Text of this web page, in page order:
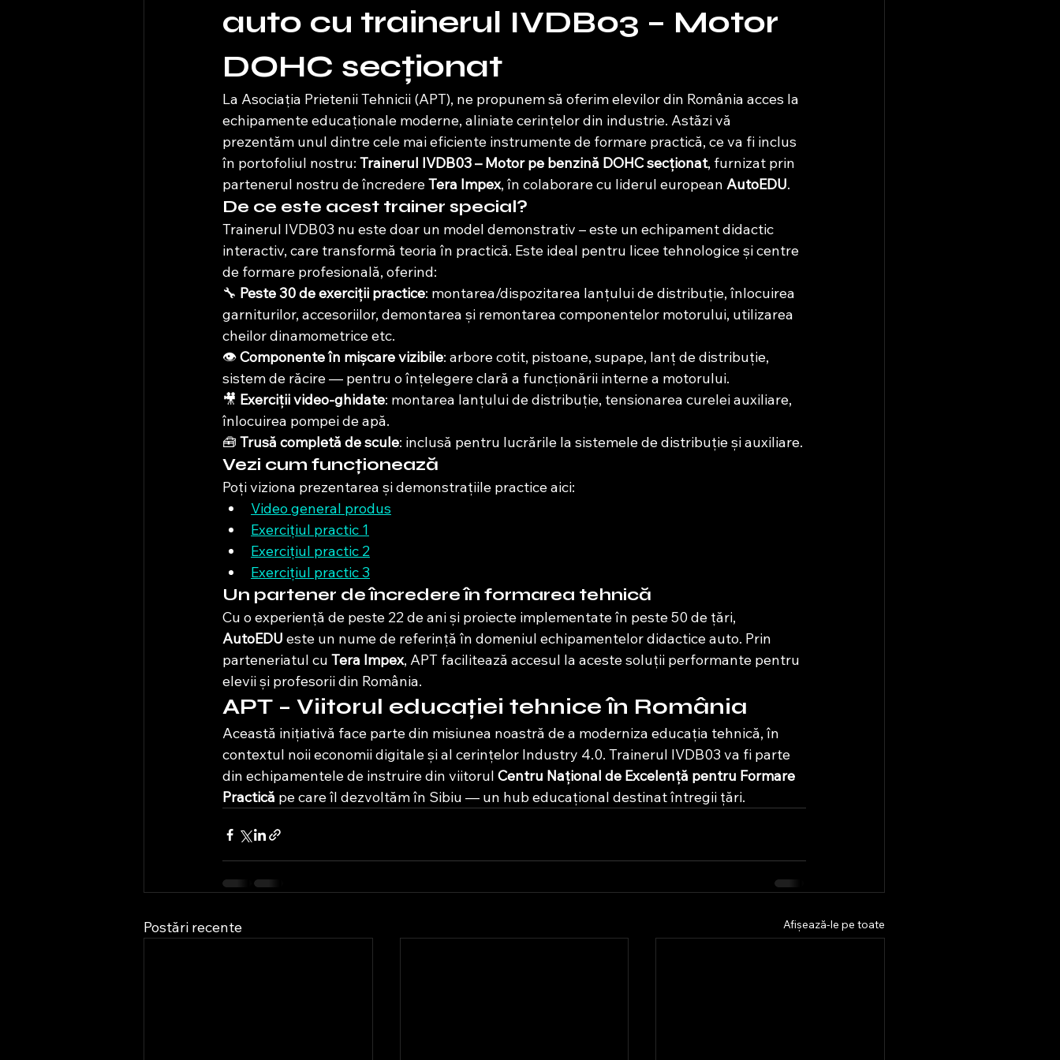
auto cu trainerul IVDB03 – Motor
DOHC secționat
La Asociația Prietenii Tehnicii (APT), ne propunem să oferim elevilor din România acces la
echipamente educaționale moderne, aliniate cerințelor din industrie. Astăzi vă
prezentăm unul dintre cele mai eficiente instrumente de formare practică, ce va fi inclus
în portofoliul nostru: Trainerul IVDB03 – Motor pe benzină DOHC secționat, furnizat prin
partenerul nostru de încredere Tera Impex, în colaborare cu liderul european AutoEDU.
De ce este acest trainer special?
Trainerul IVDB03 nu este doar un model demonstrativ – este un echipament didactic
interactiv, care transformă teoria în practică. Este ideal pentru licee tehnologice și centre
de formare profesională, oferind:
🔧 Peste 30 de exerciții practice: montarea/dispozitarea lanțului de distribuție, înlocuirea
garniturilor, accesoriilor, demontarea și remontarea componentelor motorului, utilizarea
cheilor dinamometrice etc.
👁️ Componente în mișcare vizibile: arbore cotit, pistoane, supape, lanț de distribuție,
sistem de răcire — pentru o înțelegere clară a funcționării interne a motorului.
🎥 Exerciții video-ghidate: montarea lanțului de distribuție, tensionarea curelei auxiliare,
înlocuirea pompei de apă.
🧰 Trusă completă de scule: inclusă pentru lucrările la sistemele de distribuție și auxiliare.
Vezi cum funcționează
Poți viziona prezentarea și demonstrațiile practice aici:
Video general produs
Exercițiul practic 1
Exercițiul practic 2
Exercițiul practic 3
Un partener de încredere în formarea tehnică
Cu o experiență de peste 22 de ani și proiecte implementate în peste 50 de țări,
AutoEDU este un nume de referință în domeniul echipamentelor didactice auto. Prin
parteneriatul cu Tera Impex, APT facilitează accesul la aceste soluții performante pentru
elevii și profesorii din România.
APT – Viitorul educației tehnice în România
Această inițiativă face parte din misiunea noastră de a moderniza educația tehnică, în
contextul noii economii digitale și al cerințelor Industry 4.0. Trainerul IVDB03 va fi parte
din echipamentele de instruire din viitorul Centru Național de Excelență pentru Formare
Practică pe care îl dezvoltăm în Sibiu — un hub educațional destinat întregii țări.
Postări recente Afișează-le pe toate